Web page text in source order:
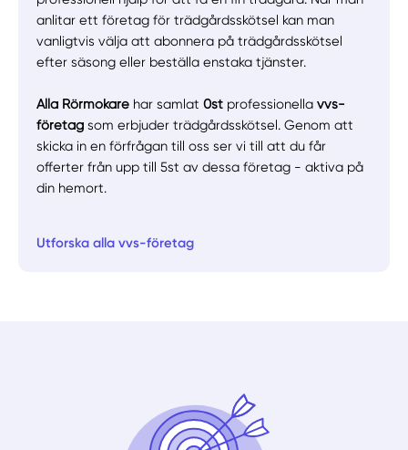
anlitar ett företag för trädgårdsskötsel kan man
vanligtvis välja att abonnera på trädgårdsskötsel
efter säsong eller beställa enstaka tjänster.
Alla Rörmokare har samlat0st professionellavvs-
företag som erbjuder trädgårdsskötsel. Genom att
skicka in en förfrågan till oss ser vi till att du får
offerter från upp till 5st av dessa företag - aktiva på
din hemort.
Utforska alla vvs-företag